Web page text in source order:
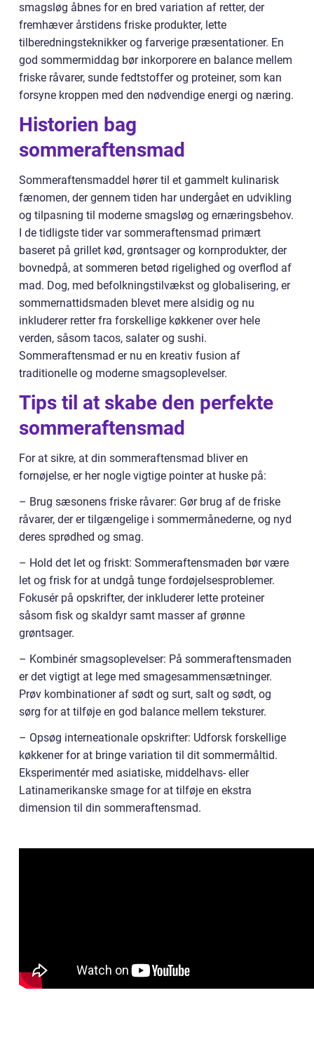
smagsløg åbnes for en bred variation af retter, der
fremhæver årstidens friske produkter, lette
tilberedningsteknikker og farverige præsentationer. En
god sommermiddag bør inkorporere en balance mellem
friske råvarer, sunde fedtstoffer og proteiner, som kan
forsyne kroppen med den nødvendige energi og næring.
Historien bag
sommeraftensmad
Sommeraftensmaddel hører til et gammelt kulinarisk
fænomen, der gennem tiden har undergået en udvikling
og tilpasning til moderne smagsløg og ernæringsbehov.
I de tidligste tider var sommeraftensmad primært
baseret på grillet kød, grøntsager og kornprodukter, der
bovnedpå, at sommeren betød rigelighed og overflod af
mad. Dog, med befolkningstilvækst og globalisering, er
sommernattidsmaden blevet mere alsidig og nu
inkluderer retter fra forskellige køkkener over hele
verden, såsom tacos, salater og sushi.
Sommeraftensmad er nu en kreativ fusion af
traditionelle og moderne smagsoplevelser.
Tips til at skabe den perfekte
sommeraftensmad
For at sikre, at din sommeraftensmad bliver en
fornøjelse, er her nogle vigtige pointer at huske på:
– Brug sæsonens friske råvarer: Gør brug af de friske
råvarer, der er tilgængelige i sommermånederne, og nyd
deres sprødhed og smag.
– Hold det let og friskt: Sommeraftensmaden bør være
let og frisk for at undgå tunge fordøjelsesproblemer.
Fokusér på opskrifter, der inkluderer lette proteiner
såsom fisk og skaldyr samt masser af grønne
grøntsager.
– Kombinér smagsoplevelser: På sommeraftensmaden
er det vigtigt at lege med smagesammensætninger.
Prøv kombinationer af sødt og surt, salt og sødt, og
sørg for at tilføje en god balance mellem teksturer.
– Opsøg interneationale opskrifter: Udforsk forskellige
køkkener for at bringe variation til dit sommermåltid.
Eksperimentér med asiatiske, middelhavs- eller
Latinamerikanske smage for at tilføje en ekstra
dimension til din sommeraftensmad.